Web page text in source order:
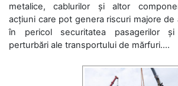
metalice, cablurilor și altor
acțiuni care pot genera riscuri majore de
în pericol securitatea pasagerilor
perturbări ale transportului de mărfuri....